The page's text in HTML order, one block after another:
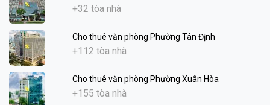
+32 tòa nhà
Cho thuê văn phòng Phường Tân Định
+112 tòa nhà
Cho thuê văn phòng Phường Xuân Hòa
+155 tòa nhà